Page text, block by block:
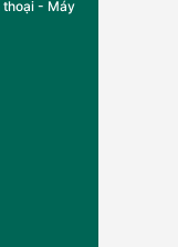
thoại - Máy